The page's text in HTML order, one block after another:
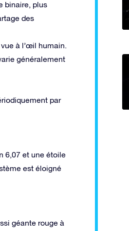
binaire, plus
des
à l’œil humain.
généralement
par
6,07 et une étoile
est éloigné
géante rouge à